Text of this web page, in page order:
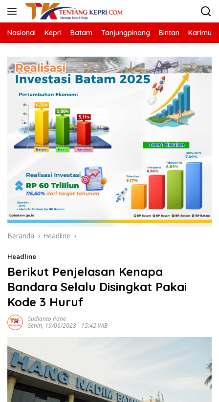
Langsung
Nasional Kepri Batam Tanjungpinang Bintan Karimun
Beranda Headline
Headline
Berikut Penjelasan Kenapa
Bandara Selalu Disingkat Pakai
Kode 3 Huruf
Sudianto Pane
Senin, 19/06/2023 - 15:42 WIB